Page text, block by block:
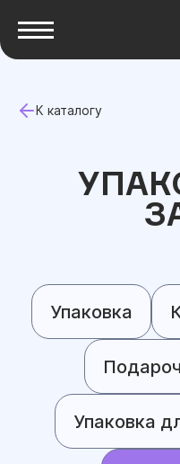
К каталогу
Упаковка
Упаковка